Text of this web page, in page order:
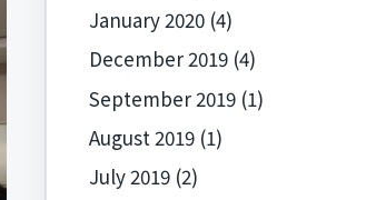
January 2020(4)
December 2019(4)
September 2019(1)
August 2019(1)
July 2019(2)